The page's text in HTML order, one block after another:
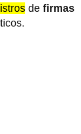
de firmas